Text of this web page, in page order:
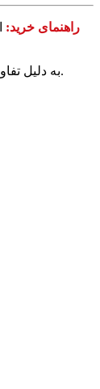
راهنمای خرید:
√ به دلیل تفاوت مانیتور ها در رنگ و نور و کنتراست ، ممکن است رنگ محصول اندکی با آنچه شما می بینید متفاوت باشد. در صورت استاندارد بودن تنظیمات مانیتور شما این تفاوت بسیار جزیی خواهد بود.